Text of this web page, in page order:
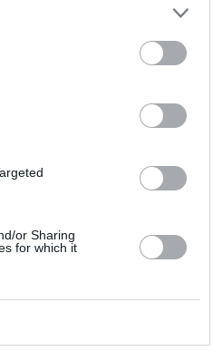
or Sharing
for which it
notano una
in
pelle in
Footea si
la sua
di